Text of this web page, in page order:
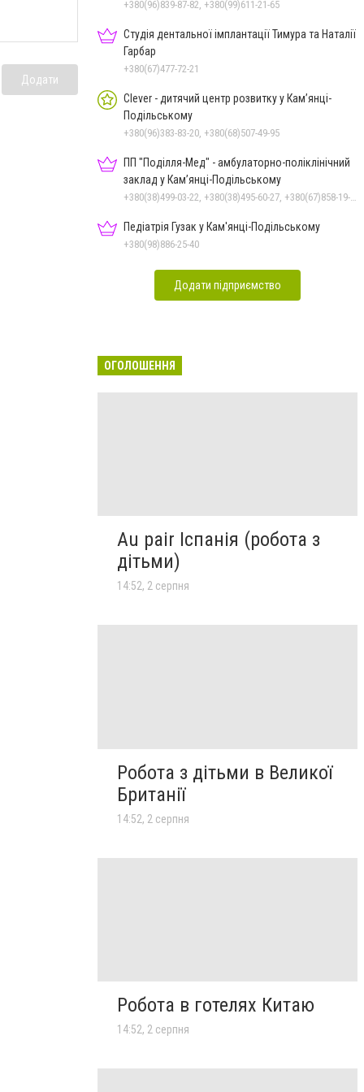
Додати
+380(96)839-87-82, +380(99)611-21-65
Студія дентальної імплантації Тимура та Наталії
Гарбар
+380(67)477-72-21
Clever - дитячий центр розвитку у Кам’янці-
Подільському
+380(96)383-83-20, +380(68)507-49-95
ПП "Поділля-Мед" - амбулаторно-поліклінічний
заклад у Кам’янці-Подільському
+380(38)499-03-22, +380(38)495-60-27, +380(67)858-19-75
Педіатрія Гузак у Кам'янці-Подільському
+380(98)886-25-40
Додати підприємство
ОГОЛОШЕННЯ
Au pair Іспанія (робота з
дітьми)
14:52, 2 серпня
Робота з дітьми в Великої
Британії
14:52, 2 серпня
Робота в готелях Китаю
14:52, 2 серпня